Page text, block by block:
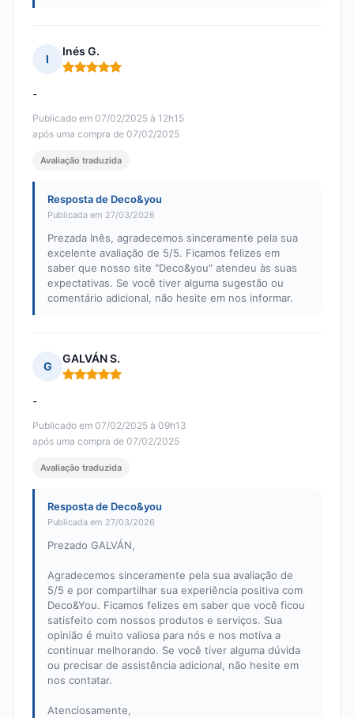
I
Inés G.
Nota: 5 em 5
Publicado em 07/02/2025 à 12h15
após uma compra de 07/02/2025
-
Avaliação traduzida
Resposta de Deco&you
Publicada em 27/03/2026
Prezada Inês, agradecemos sinceramente pela sua
excelente avaliação de 5/5. Ficamos felizes em
saber que nosso site "Deco&you" atendeu às suas
expectativas. Se você tiver alguma sugestão ou
comentário adicional, não hesite em nos informar.
G
GALVÁN S.
Nota: 5 em 5
Publicado em 07/02/2025 à 09h13
após uma compra de 07/02/2025
-
Avaliação traduzida
Resposta de Deco&you
Publicada em 27/03/2026
Prezado GALVÁN,
Agradecemos sinceramente pela sua avaliação de
5/5 e por compartilhar sua experiência positiva com
Deco&You. Ficamos felizes em saber que você ficou
satisfeito com nossos produtos e serviços. Sua
opinião é muito valiosa para nós e nos motiva a
continuar melhorando. Se você tiver alguma dúvida
ou precisar de assistência adicional, não hesite em
nos contatar.
Atenciosamente,